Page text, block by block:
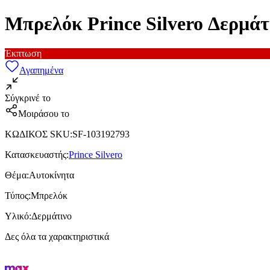
Μπρελόκ Prince Silvero
Έκπτωση
Αγαπημένα
Σύγκρινέ το
Μοιράσου το
ΚΩΔΙΚΟΣ SKU:SF-103192793
Κατασκευαστής:Prince Silvero
Θέμα:Αυτοκίνητα
Τύπος:Μπρελόκ
Υλικό:Δερμάτινο
Δες όλα τα χαρακτηριστικά